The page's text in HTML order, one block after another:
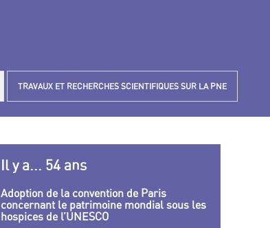
TRAVAUX ET RECHERCHES SCIENTIFIQUES SUR LA PNE
Il y a... 54 ans
Adoption de la convention de Paris
concernant le patrimoine mondial sous les
hospices de l’UNESCO